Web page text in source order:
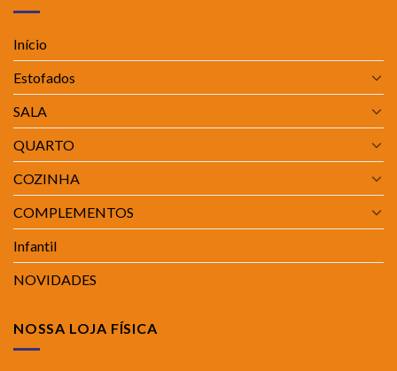
Início
Estofados
SALA
QUARTO
COZINHA
COMPLEMENTOS
Infantil
NOVIDADES
NOSSA LOJA FÍSICA